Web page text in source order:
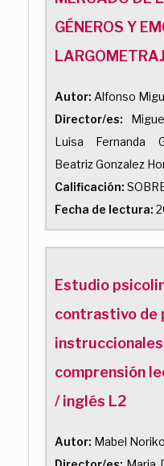
GÉNEROS Y
Autor: Alfonso
Director/es:
Luisa Fernanda
Beatriz Gonzalez
Calificación:
Fecha de lectura:
Estudio
contrastivo de
comprensión
/ inglés L2
Autor: Mabel